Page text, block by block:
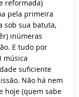
reformada)
pela primeira
sob sua batuta,
inúmeras
E tudo por
música
suficiente
Não há nem
hoje (quem sabe